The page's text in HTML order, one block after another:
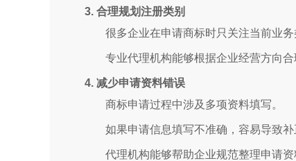
3. 合理规划注册类别
很多企业在申请商标时只关注当前业务
专业代理机构能够根据企业经营方向
4. 减少申请资料错误
商标申请过程中涉及多项资料填写。
如果申请信息填写不准确，容易导致补
代理机构能够帮助企业规范整理申请资